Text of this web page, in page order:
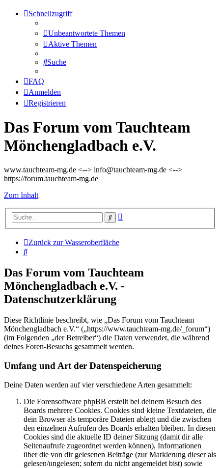
Schnellzugriff
Unbeantwortete Themen
Aktive Themen
Suche
FAQ
Anmelden
Registrieren
Das Forum vom Tauchteam
Mönchengladbach e.V.
www.tauchteam-mg.de <--> info@tauchteam-mg.de <-->
https://forum.tauchteam-mg.de
Zum Inhalt
Suche
Zurück zur Wasseroberfläche
Suche
Das Forum vom Tauchteam
Mönchengladbach e.V. -
Datenschutzerklärung
Diese Richtlinie beschreibt, wie „Das Forum vom Tauchteam
Mönchengladbach e.V.“ („https://www.tauchteam-mg.de/_forum“)
(im Folgenden „der Betreiber“) die Daten verwendet, die während
deines Foren-Besuchs gesammelt werden.
Umfang und Art der Datenspeicherung
Deine Daten werden auf vier verschiedene Arten gesammelt:
Die Forensoftware phpBB erstellt bei deinem Besuch des
Boards mehrere Cookies. Cookies sind kleine Textdateien, die
dein Browser als temporäre Dateien ablegt und die zwischen
den einzelnen Aufrufen des Boards erhalten bleiben. In diesen
Cookies sind die aktuelle ID deiner Sitzung (damit dir alle
Seitenaufrufe zugeordnet werden können), Informationen
über die von dir gelesenen Beiträge (zur Markierung dieser als
gelesen/ungelesen; sofern du nicht angemeldet bist) sowie